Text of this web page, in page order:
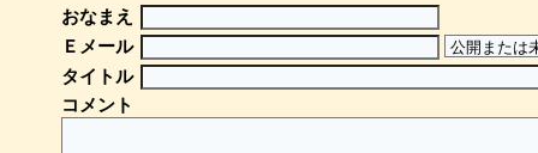
おなまえ
Ｅメール
タイトル
コメント